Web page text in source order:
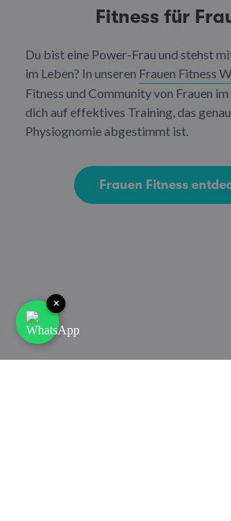
Fitness für
Du bist eine Power-Frau und stehst
im Leben? In unseren Frauen Fitness
Fitness und Community von Frauen
dich auf effektives Training, das
Physiognomie abgestimmt ist.
Frauen Fitness
×